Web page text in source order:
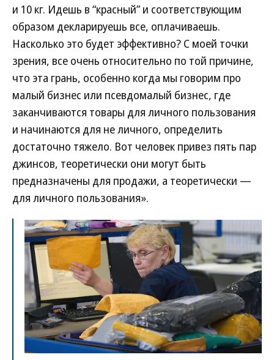
и 10 кг. Идешь в “красный” и соответствующим
образом декларируешь все, оплачиваешь.
Насколько это будет эффективно? С моей точки
зрения, все очень относительно по той причине,
что эта грань, особенно когда мы говорим про
малый бизнес или псевдомалый бизнес, где
заканчиваются товары для личного пользования
и начинаются для не личного, определить
достаточно тяжело. Вот человек привез пять пар
джинсов, теоретически они могут быть
предназначены для продажи, а теоретически —
для личного пользования».